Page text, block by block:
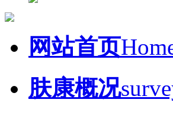
网站首页
肤康概况